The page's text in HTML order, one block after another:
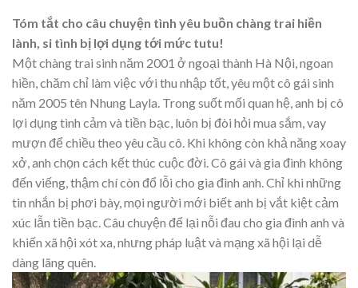
Tóm tắt cho câu chuyện tình yêu buồn chàng trai hiền
lành, si tình bị lợi dụng tới mức tutu!
Một chàng trai sinh năm 2001 ở ngoại thành Hà Nội, ngoan
hiền, chăm chỉ làm việc với thu nhập tốt, yêu một cô gái sinh
năm 2005 tên Nhung Layla. Trong suốt mối quan hệ, anh bị cô
lợi dụng tình cảm và tiền bạc, luôn bị đòi hỏi mua sắm, vay
mượn để chiều theo yêu cầu cô. Khi không còn khả năng xoay
xở, anh chọn cách kết thúc cuộc đời. Cô gái và gia đình không
đến viếng, thậm chí còn đổ lỗi cho gia đình anh. Chỉ khi những
tin nhắn bị phơi bày, mọi người mới biết anh bị vắt kiệt cảm
xúc lẫn tiền bạc. Câu chuyện để lại nỗi đau cho gia đình anh và
khiến xã hội xót xa, nhưng pháp luật và mạng xã hội lại dễ
dàng lãng quên.